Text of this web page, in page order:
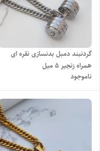
گردنبند دمبل بدنسازی نقره ای
همراه زنجیر ۵ میل
ناموجود